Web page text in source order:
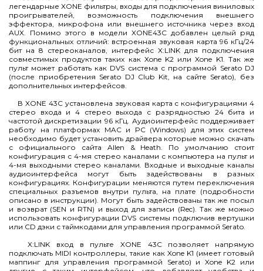
легендарные XONE фильтры, входы для подключения виниловых
проигрывателей, возможность подключения внешнего
эффектора, микрофона или внешнего источника через вход
AUX. Помимо этого в модели XONE43C добавлен целый ряд
функциональных отличий: встроенная звуковая карта 96 кГц/24
бит на 8 стереоканалов, интерфейс X:LINK для подключения
совместимых продуктов таких как Xone K2 или Xone K1. Так же
пульт может работать как DVS система с программой Serato DJ
(после приобретения Serato DJ Club Kit, на сайте Serato), без
дополнительных интерфейсов.
В XONE 43С установлена звуковая карта с конфигурациями 4
стерео входа и 4 стерео выхода с разрядностью 24 бита и
частотой дискретизации 96 кГц. Аудиоинтерфейс поддерживает
работу на платформах MAC и PC (Windows) для этих систем
необходимо будет установить драйвера которые можно скачать
с официального сайта Allen & Heath. По умолчанию стоит
конфигурация с 4-мя стерео каналами с компьютера на пульт и
4-мя выходными стерео каналами. Входные и выходные каналы
аудиоинтерфейса могут быть задействованы в разных
конфигурациях. Конфигурации меняются путем переключения
специальных разъемов внутри пульта, на плате (подробности
описано в инструкции). Могут быть задействованы так же посыл
и возврат (SEN и RTN) и выход для записи (Rec). Так же можно
использовать конфигурации DVS системы подключив вертушки
или CD дэки с таймкодами для управления программой Serato.
X:LINK вход в пульте XONE 43С позволяет напрямую
подключать MIDI контроллеры, такие как Xone K1 (имеет готовый
маппинг для управления программой Serato) и Xone K2 или